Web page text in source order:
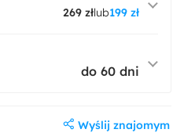
269 złlub199 zł
do 60 dni
Wyślij znajomym